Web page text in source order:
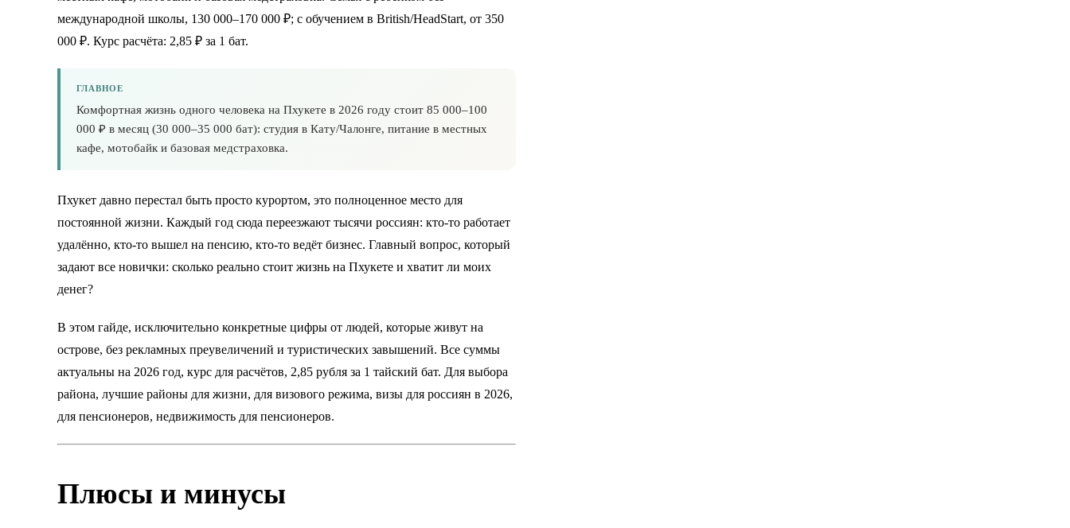
международной школы, 130 000–170 000 ₽; с обучением в British/HeadStart, от 350
000 ₽. Курс расчёта: 2,85 ₽ за 1 бат.
ГЛАВНОЕ
Комфортная жизнь одного человека на Пхукете в 2026 году стоит 85 000–100
000 ₽ в месяц (30 000–35 000 бат): студия в Кату/Чалонге, питание в местных
кафе, мотобайк и базовая медстраховка.
Пхукет давно перестал быть просто курортом, это полноценное место для
постоянной жизни. Каждый год сюда переезжают тысячи россиян: кто-то работает
удалённо, кто-то вышел на пенсию, кто-то ведёт бизнес. Главный вопрос, который
задают все новички: сколько реально стоит жизнь на Пхукете и хватит ли моих
денег?
В этом гайде, исключительно конкретные цифры от людей, которые живут на
острове, без рекламных преувеличений и туристических завышений. Все суммы
актуальны на 2026 год, курс для расчётов, 2,85 рубля за 1 тайский бат. Для выбора
района, лучшие районы для жизни, для визового режима, визы для россиян в 2026,
для пенсионеров, недвижимость для пенсионеров.
Плюсы и минусы